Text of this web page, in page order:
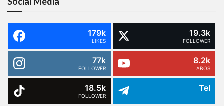
179k
LIKES
19.3k
FOLLOWER
77k
FOLLOWER
8.2k
ABOS
18.5k
FOLLOWER
Tel